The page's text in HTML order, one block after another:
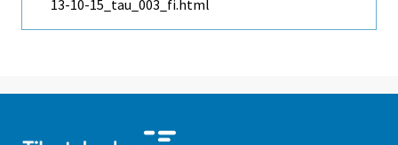
13-10-15_tau_003_fi.html